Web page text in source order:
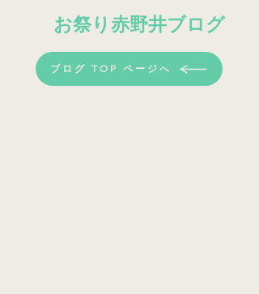
お祭り​赤野井ブログ
ブログ TOP ページへ